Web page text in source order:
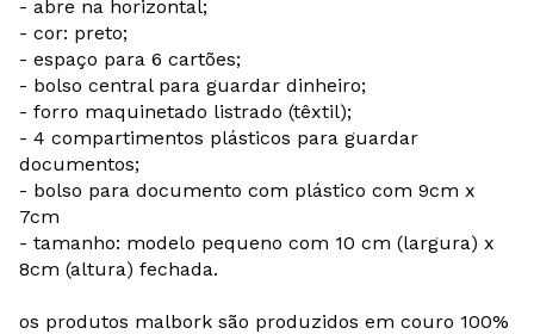
- abre na horizontal;
- cor: preto;
- espaço para 6 cartões;
- bolso central para guardar dinheiro;
- forro maquinetado listrado (têxtil);
- 4 compartimentos plásticos para guardar
documentos;
- bolso para documento com plástico com 9cm x
7cm
- tamanho: modelo pequeno com 10 cm (largura) x
8cm (altura) fechada.
os produtos malbork são produzidos em couro 100%